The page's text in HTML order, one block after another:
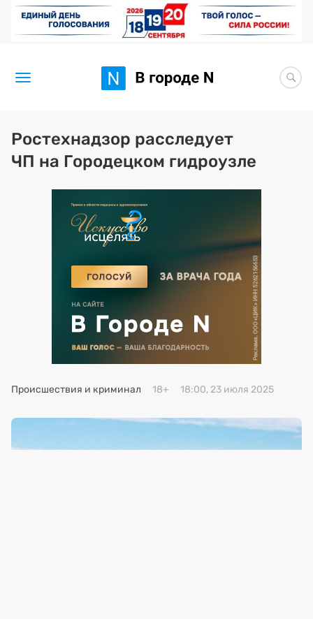
Новости
Статьи
Здоровье
BORЩ
Искусство исцелять
Премия 2026 (текущая)
Премия 2025
Эксперты
Ростехнадзор расследует
ЧП на Городецком гидроузле
Происшествия и криминал 18+ 18:00, 23 июля 2025